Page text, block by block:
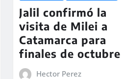
Jalil confirmó la
visita de Milei a
Catamarca para
finales de octubre
Hector Perez